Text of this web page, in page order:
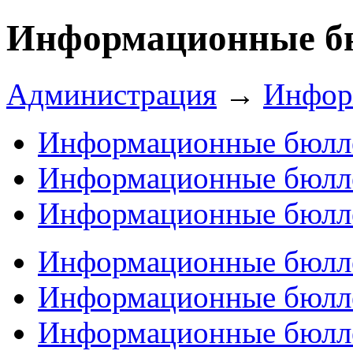
Информационные
Администрация →
Информационные
Информационные
Информационные
Информационные
Информационные
Информационные